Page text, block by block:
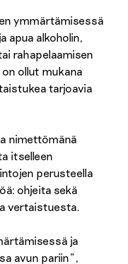
ymmärtämisessä
apua alkoholin,
rahapelaamisen
ollut mukana
tarjoavia
nimettömänä
itselleen
perusteella
ohjeita sekä
vertaistuesta.
ja
avun pariin”,